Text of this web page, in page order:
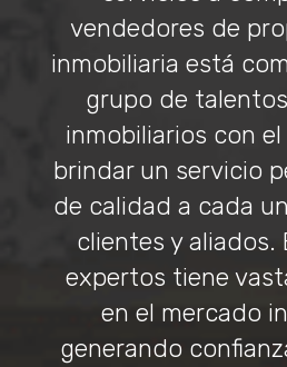
vendedores de
inmobiliaria está
grupo de
inmobiliarios con
brindar un servicio
de calidad a cada
clientes y aliados.
expertos tiene
en el mercado
generando